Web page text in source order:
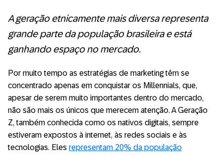
A geração etnicamente mais diversa representa
grande parte da população brasileira e está
ganhando espaço no mercado.
Por muito tempo as estratégias de marketing têm se
concentrado apenas em conquistar os Millennials, que,
apesar de serem muito importantes dentro do mercado,
não são mais os únicos que merecem atenção. A Geração
Z, também conhecida como os nativos digitais, sempre
estiveram expostos à internet, às redes sociais e às
tecnologias. Eles representam 20% da população